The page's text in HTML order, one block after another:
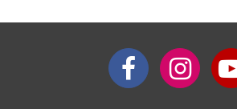
Interesse an längerem